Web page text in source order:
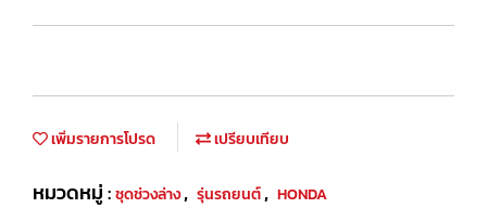
เพิ่มรายการโปรด เปรียบเทียบ
หมวดหมู่ :ชุดช่วงล่าง, รุ่นรถยนต์, HONDA